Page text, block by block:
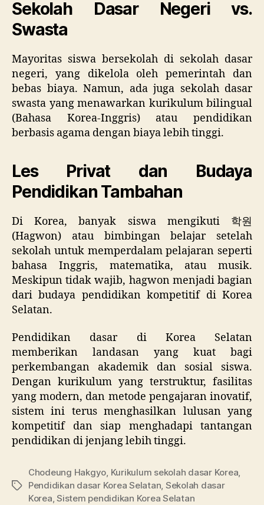
Sekolah Dasar Negeri vs.
Swasta
Mayoritas siswa bersekolah di sekolah dasar
negeri, yang dikelola oleh pemerintah dan
bebas biaya. Namun, ada juga sekolah dasar
swasta yang menawarkan kurikulum bilingual
(Bahasa Korea-Inggris) atau pendidikan
berbasis agama dengan biaya lebih tinggi.
Les Privat dan Budaya
Pendidikan Tambahan
Di Korea, banyak siswa mengikuti 학원
(Hagwon) atau bimbingan belajar setelah
sekolah untuk memperdalam pelajaran seperti
bahasa Inggris, matematika, atau musik.
Meskipun tidak wajib, hagwon menjadi bagian
dari budaya pendidikan kompetitif di Korea
Selatan.
Pendidikan dasar di Korea Selatan
memberikan landasan yang kuat bagi
perkembangan akademik dan sosial siswa.
Dengan kurikulum yang terstruktur, fasilitas
yang modern, dan metode pengajaran inovatif,
sistem ini terus menghasilkan lulusan yang
kompetitif dan siap menghadapi tantangan
pendidikan di jenjang lebih tinggi.
Tags
Chodeung Hakgyo, Kurikulum sekolah dasar Korea,
Pendidikan dasar Korea Selatan, Sekolah dasar
Korea,Sistem pendidikan Korea Selatan